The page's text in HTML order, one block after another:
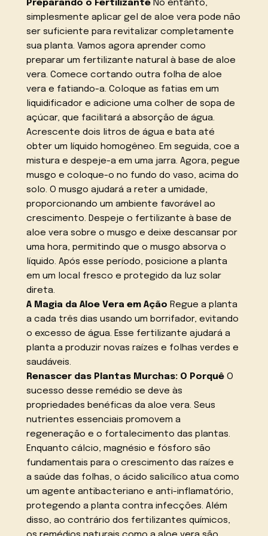
Preparando o Fertilizante No entanto,
simplesmente aplicar gel de aloe vera pode não
ser suficiente para revitalizar completamente
sua planta. Vamos agora aprender como
preparar um fertilizante natural à base de aloe
vera. Comece cortando outra folha de aloe
vera e fatiando-a. Coloque as fatias em um
liquidificador e adicione uma colher de sopa de
açúcar, que facilitará a absorção de água.
Acrescente dois litros de água e bata até
obter um líquido homogêneo. Em seguida, coe a
mistura e despeje-a em uma jarra. Agora, pegue
musgo e coloque-o no fundo do vaso, acima do
solo. O musgo ajudará a reter a umidade,
proporcionando um ambiente favorável ao
crescimento. Despeje o fertilizante à base de
aloe vera sobre o musgo e deixe descansar por
uma hora, permitindo que o musgo absorva o
líquido. Após esse período, posicione a planta
em um local fresco e protegido da luz solar
direta.
A Magia da Aloe Vera em Ação Regue a planta
a cada três dias usando um borrifador, evitando
o excesso de água. Esse fertilizante ajudará a
planta a produzir novas raízes e folhas verdes e
saudáveis.
Renascer das Plantas Murchas: O Porquê O
sucesso desse remédio se deve às
propriedades benéficas da aloe vera. Seus
nutrientes essenciais promovem a
regeneração e o fortalecimento das plantas.
Enquanto cálcio, magnésio e fósforo são
fundamentais para o crescimento das raízes e
a saúde das folhas, o ácido salicílico atua como
um agente antibacteriano e anti-inflamatório,
protegendo a planta contra infecções. Além
disso, ao contrário dos fertilizantes químicos,